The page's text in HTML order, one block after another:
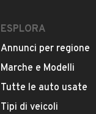
ESPLORA
Annunci per regione
Marche e Modelli
Tutte le auto usate
Tipi di veicoli